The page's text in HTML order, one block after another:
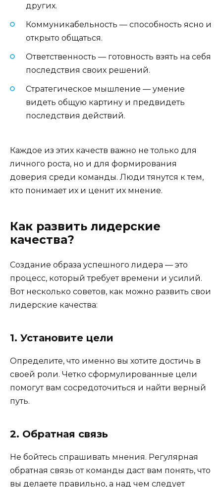
других.
Коммуникабельность — способность ясно и
открыто общаться.
Ответственность — готовность взять на себя
последствия своих решений.
Стратегическое мышление — умение
видеть общую картину и предвидеть
последствия действий.
Каждое из этих качеств важно не только для
личного роста, но и для формирования
доверия среди команды. Люди тянутся к тем,
кто понимает их и ценит их мнение.
Как развить лидерские
качества?
Создание образа успешного лидера — это
процесс, который требует времени и усилий.
Вот несколько советов, как можно развить свои
лидерские качества:
1. Установите цели
Определите, что именно вы хотите достичь в
своей роли. Четко сформулированные цели
помогут вам сосредоточиться и найти верный
путь.
2. Обратная связь
Не бойтесь спрашивать мнения. Регулярная
обратная связь от команды даст вам понять, что
вы делаете правильно, а над чем следует